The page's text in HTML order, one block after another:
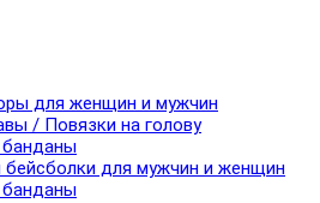
для женщин и мужчин
/ Повязки на голову
бейсболки для мужчин и женщин